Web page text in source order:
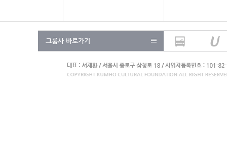
그룹사 바로가기